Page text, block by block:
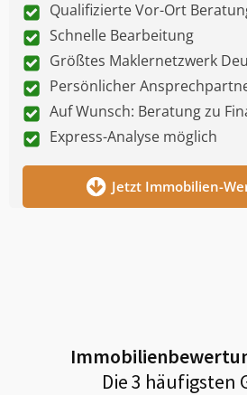
Qualifizierte Vor-Ort
Schnelle Bearbeitung
Größtes Maklernetzwerk
Persönlicher
Auf Wunsch: Beratung zu
Express-Analyse möglich
Jetzt Immobilien-
Die 3 häufigsten